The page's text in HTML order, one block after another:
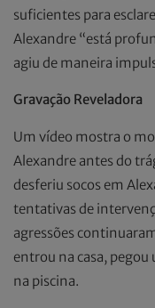
suficientes para
Alexandre “está
agiu de maneira
Gravação Reveladora
Um vídeo mostra o
Alexandre antes do
desferiu socos em
tentativas de
agressões
entrou na casa, pegou
na piscina.